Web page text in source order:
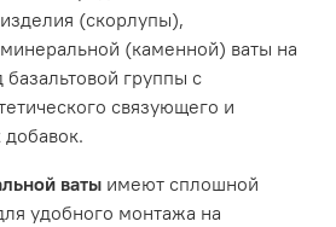
(скорлупы),
(каменной) ваты на
группы с
связующего и
ваты имеют сплошной
удобного монтажа на